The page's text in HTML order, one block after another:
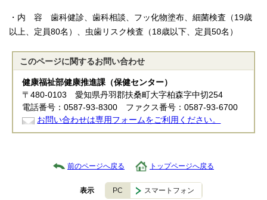
・内 容 歯科健診、歯科相談、フッ化物塗布、細菌検査（19歳
以上、定員80名）、虫歯リスク検査（18歳以下、定員50名）
このページに関するお問い合わせ
健康福祉部健康推進課（保健センター）
〒480-0103 愛知県丹羽郡扶桑町大字柏森字中切254
電話番号：0587-93-8300 ファクス番号：0587-93-6700
お問い合わせは専用フォームをご利用ください。
前のページへ戻る トップページへ戻る
表示 PC スマートフォン